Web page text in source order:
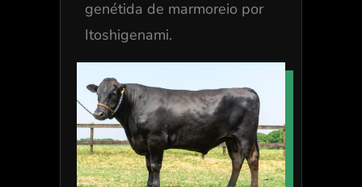
genétida de marmoreio por
Itoshigenami.